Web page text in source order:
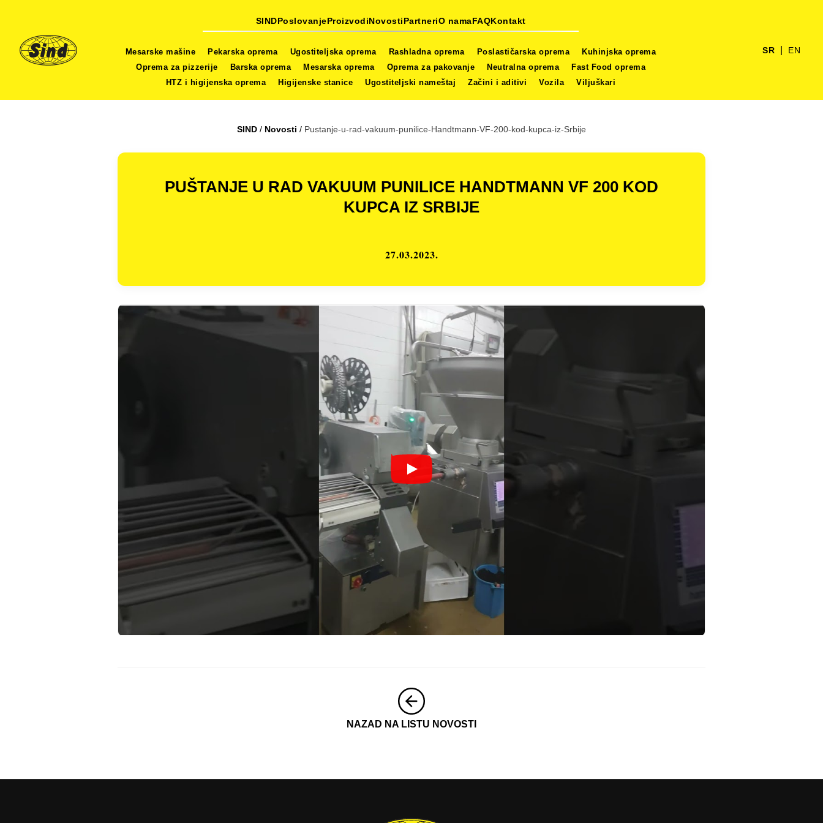
SINDPoslovanjeProizvodiNovostiPartneriO namaFAQKontakt
Mesarske mašine Pekarska oprema Ugostiteljska oprema Rashladna oprema Poslastičarska oprema
Kuhinjska oprema
Oprema za pizzerije
Barska oprema Mesarska oprema Oprema za pakovanje Neutralna oprema
Fast Food oprema
HTZ i higijenska oprema
Higijenske stanice Ugostiteljski nameštaj Začini i aditivi Vozila Viljuškari
SR EN
SIND / Novosti / Pustanje-u-rad-vakuum-punilice-Handtmann-VF-200-kod-kupca-iz-Srbije
PUŠTANJE U RAD VAKUUM PUNILICE HANDTMANN VF 200 KOD
KUPCA IZ SRBIJE
27.03.2023.
NAZAD NA LISTU NOVOSTI